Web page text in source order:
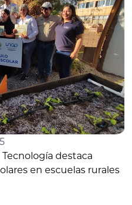
destaca
en escuelas rurales